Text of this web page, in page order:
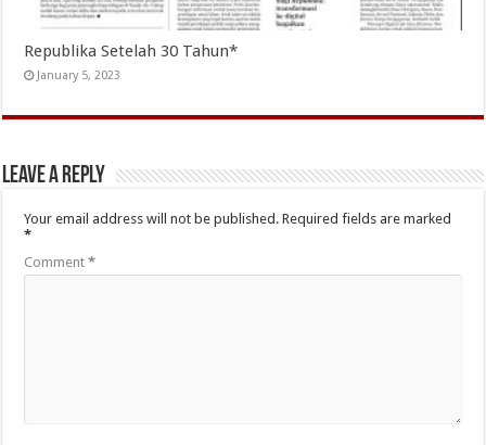
Republika Setelah 30 Tahun*
January 5, 2023
Leave a Reply
Your email address will not be published. Required fields are marked
*
Comment*